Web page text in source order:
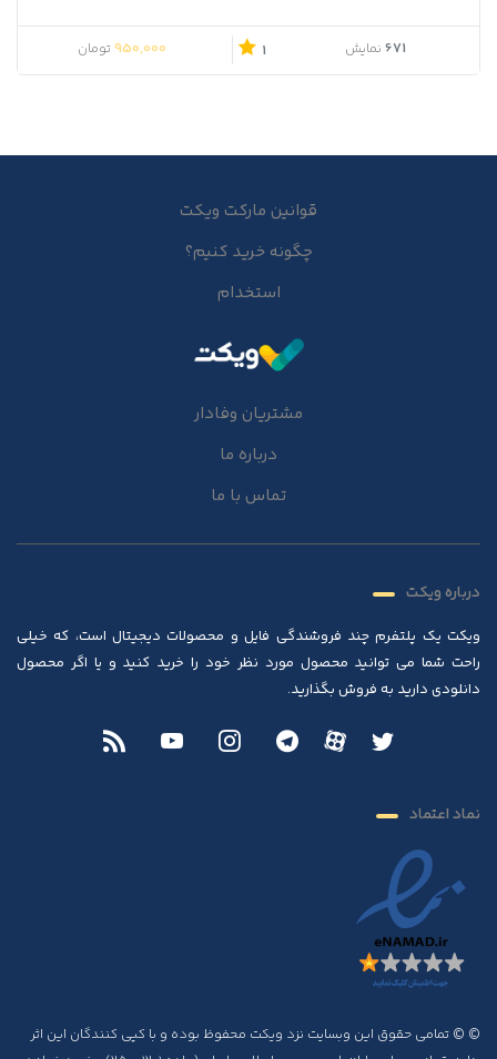
671 نمایش 1
950,000تومان
قوانین مارکت ویکت
چگونه خرید کنیم؟
استخدام
مشتریان وفادار
درباره ما
تماس با ما
درباره ویکت
ویکت یک پلتفرم چند فروشندگی فایل و محصولات دیجیتال است، که خیلی
راحت شما می توانید محصول مورد نظر خود را خرید کنید و یا اگر محصول
دانلودی دارید به فروش بگذارید.
نماد اعتماد
© © تمامی حقوق این وبسایت نزد ویکت محفوظ بوده و با کپی کنندگان این اثر